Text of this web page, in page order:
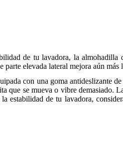
de tu lavadora, la
elevada lateral mejora aún
con una goma antideslizante
que se mueva o vibre demasiado.
estabilidad de tu lavadora,